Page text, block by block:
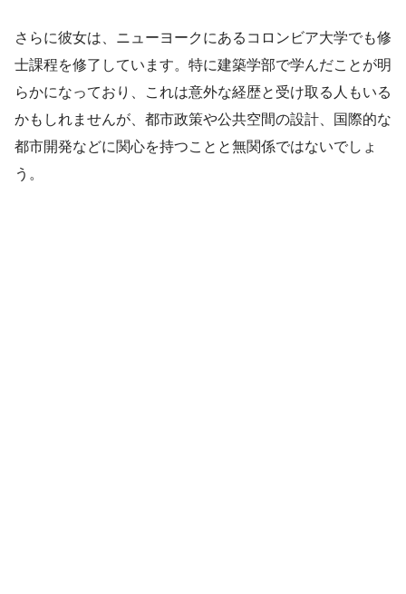
さらに彼女は、ニューヨークにあるコロンビア大学でも修
士課程を修了しています。特に建築学部で学んだことが明
らかになっており、これは意外な経歴と受け取る人もいる
かもしれませんが、都市政策や公共空間の設計、国際的な
都市開発などに関心を持つことと無関係ではないでしょ
う。